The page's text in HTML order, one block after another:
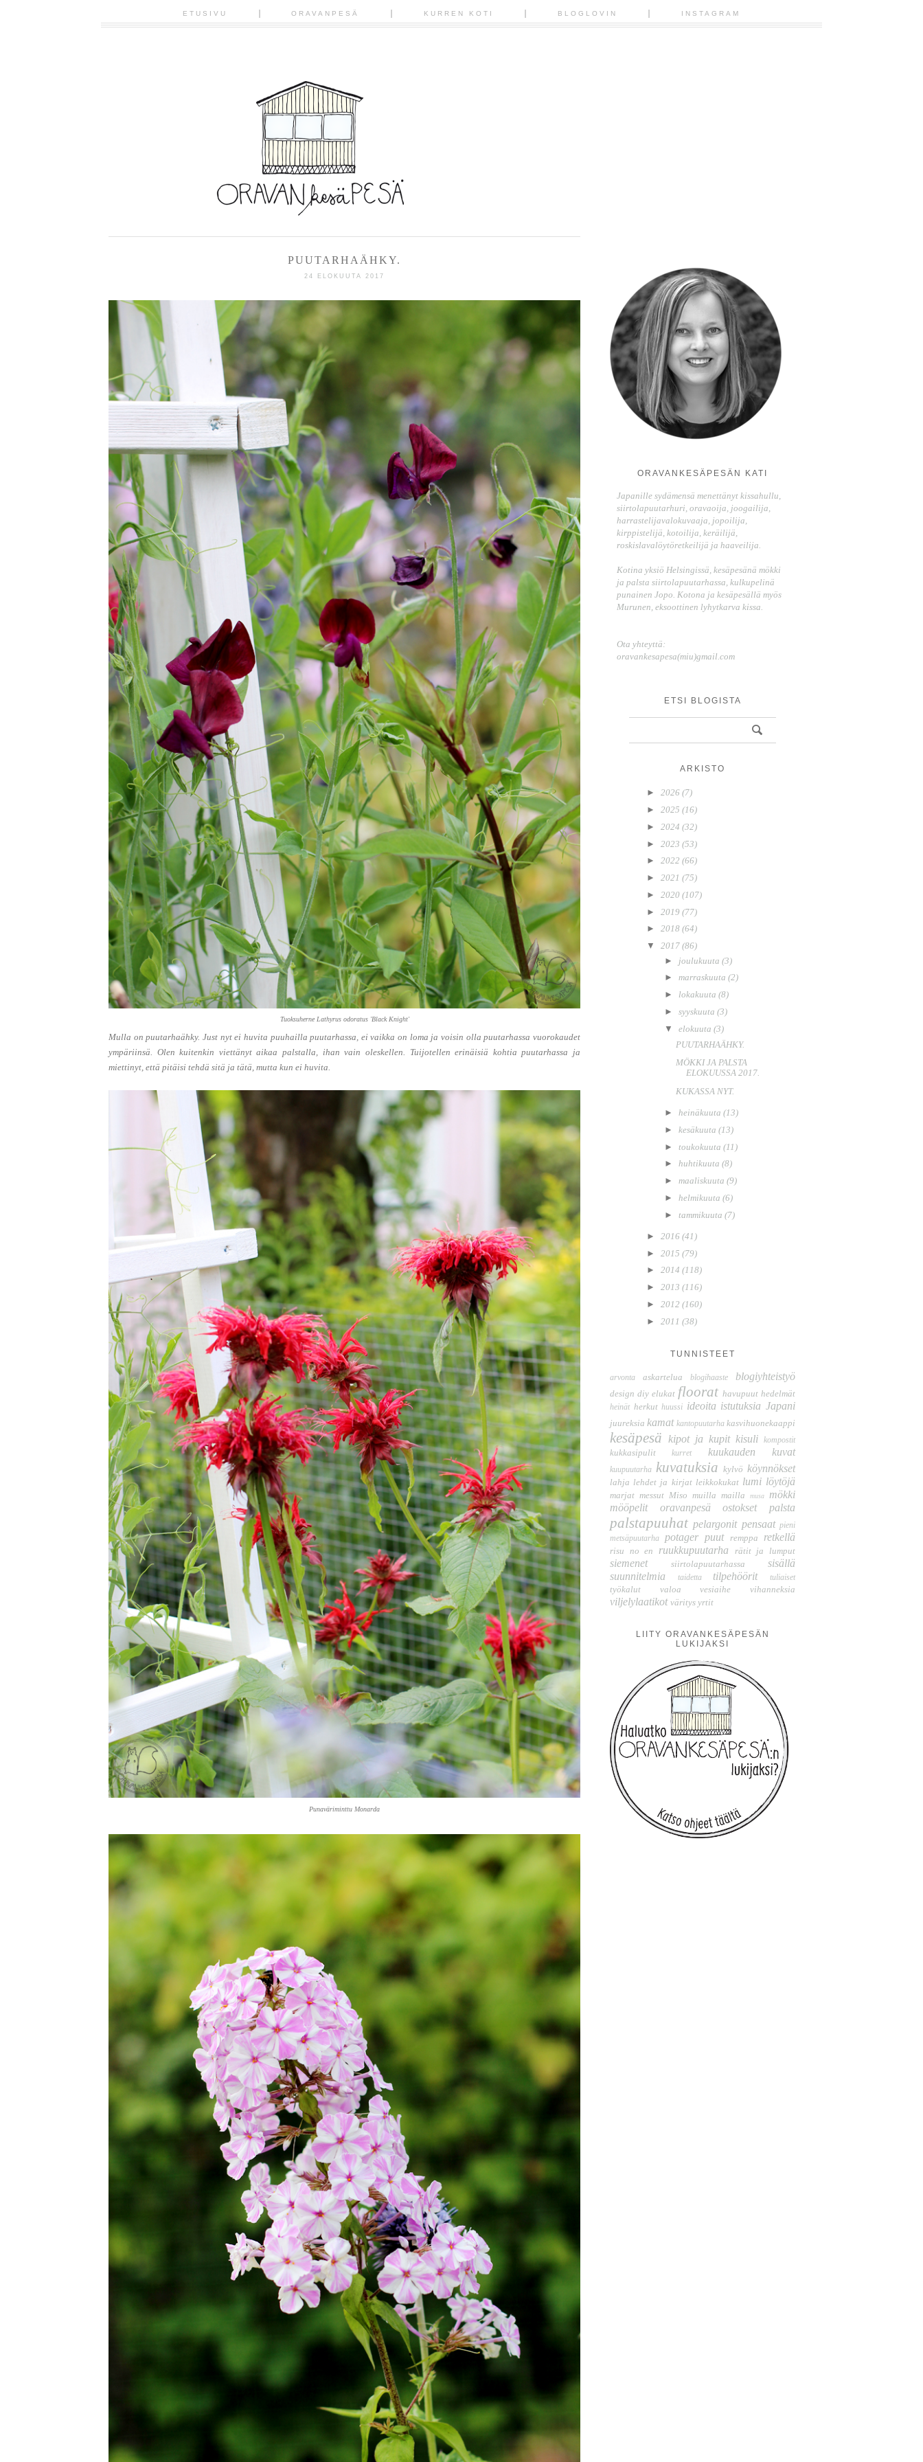
ETUSIVU ORAVANPESÄ KURREN KOTI BLOGLOVIN INSTAGRAM
PUUTARHAÄHKY.
24 ELOKUUTA 2017
Tuoksuherne Lathyrus odoratus 'Black Knight'
Mulla on puutarhaähky. Just nyt ei huvita puuhailla puutarhassa, ei vaikka on loma ja voisin olla puutarhassa vuorokaudet
ympäriinsä. Olen kuitenkin viettänyt aikaa palstalla, ihan vain oleskellen. Tuijotellen erinäisiä kohtia puutarhassa ja
miettinyt, että pitäisi tehdä sitä ja tätä, mutta kun ei huvita.
Punaväriminttu Monarda
ORAVANKESÄPESÄN KATI
Japanille sydämensä menettänyt kissahullu,
siirtolapuutarhuri, oravaoija, joogailija,
harrastelijavalokuvaaja, jopoilija,
kirppistelijä, kotoilija, keräilijä,
roskislavalöytöretkeilijä ja haaveilija.
Kotina yksiö Helsingissä, kesäpesänä mökki
ja palsta siirtolapuutarhassa, kulkupelinä
punainen Jopo. Kotona ja kesäpesällä myös
Murunen, eksoottinen lyhytkarva kissa.
Ota yhteyttä:
oravankesapesa(miu)gmail.com
ETSI BLOGISTA
ARKISTO
►2026(7)
►2025(16)
► 2024(32)
► 2023(53)
►2022(66)
►2021(75)
► 2020(107)
► 2019(77)
►2018(64)
▼
2017(86)
► joulukuuta (3)
► marraskuuta (2)
► lokakuuta (8)
► syyskuuta (3)
▼
elokuuta (3)
PUUTARHAÄHKY.
MÖKKI JA PALSTA
ELOKUUSSA 2017.
KUKASSA NYT.
► heinäkuuta (13)
► kesäkuuta (13)
► toukokuuta (11)
► huhtikuuta (8)
► maaliskuuta (9)
► helmikuuta (6)
► tammikuuta (7)
► 2016(41)
► 2015(79)
►2014(118)
►2013(116)
► 2012(160)
► 2011(38)
TUNNISTEET
arvonta askartelua blogihaaste blogiyhteistyö
design diy elukat floorat havupuut hedelmät
heinät herkut huussi ideoita istutuksia Japani
juureksia kamat kantopuutarha kasvihuonekaappi
kesäpesä kipot ja kupit kisuli kompostit
kukkasipulit kurret kuukauden kuvat
kuupuutarha kuvatuksia kylvö köynnökset
lahja lehdet ja kirjat leikkokukat lumi löytöjä
marjat messut Miso muilla mailla musa
mökki
mööpelit
oravanpesä ostokset palsta
palstapuuhat pelargonit pensaat pieni
metsäpuutarha
potager puut remppa retkellä
risu no en ruukkupuutarha rätit ja lumput
siemenet siirtolapuutarhassa
sisällä
suunnitelmia
taidetta tilpehöörit tuliaiset
työkalut valoa vesiaihe vihanneksia
viljelylaatikot väritys yrtit
LIITY ORAVANKESÄPESÄN
LUKIJAKSI